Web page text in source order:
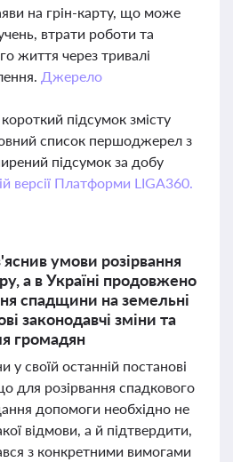
на грін-карту, що може
втрати роботи та
життя через тривалі
Джерело
підсумок змісту
список першоджерел з
підсумок за добу
версії Платформи LIGA360.
умови розірвання
а в Україні продовжено
спадщини на земельні
законодавчі зміни та
громадян
у своїй останній постанові
для розірвання спадкового
допомоги необхідно не
відмови, а й підтвердити,
з конкретними вимогами